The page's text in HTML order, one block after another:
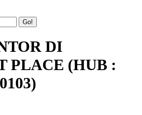
DI
PLACE (HUB :